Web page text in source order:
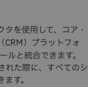
を使用して、コア・
（CRM）プラットフォ
ルと統合できます。
れた際に、すべてのシ
す。